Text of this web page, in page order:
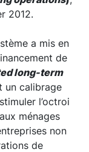
2012.
a mis en
de
long-term
un calibrage
l’octroi
ménages
non
de